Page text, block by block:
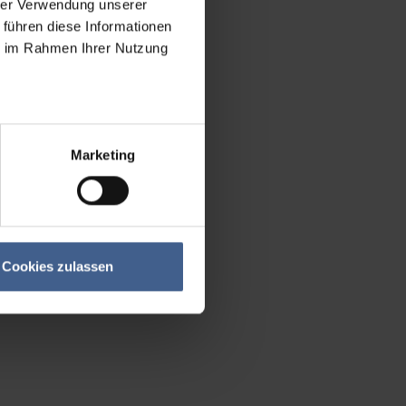
Verwendung unserer
diese Informationen
Rahmen Ihrer Nutzung
Marketing
Cookies zulassen